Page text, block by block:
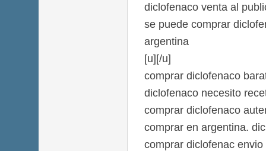
diclofenaco venta al
se puede comprar
argentina
[u][/u]
comprar diclofenaco
diclofenaco necesito
comprar diclofenaco
comprar en argentina.
comprar diclofenac